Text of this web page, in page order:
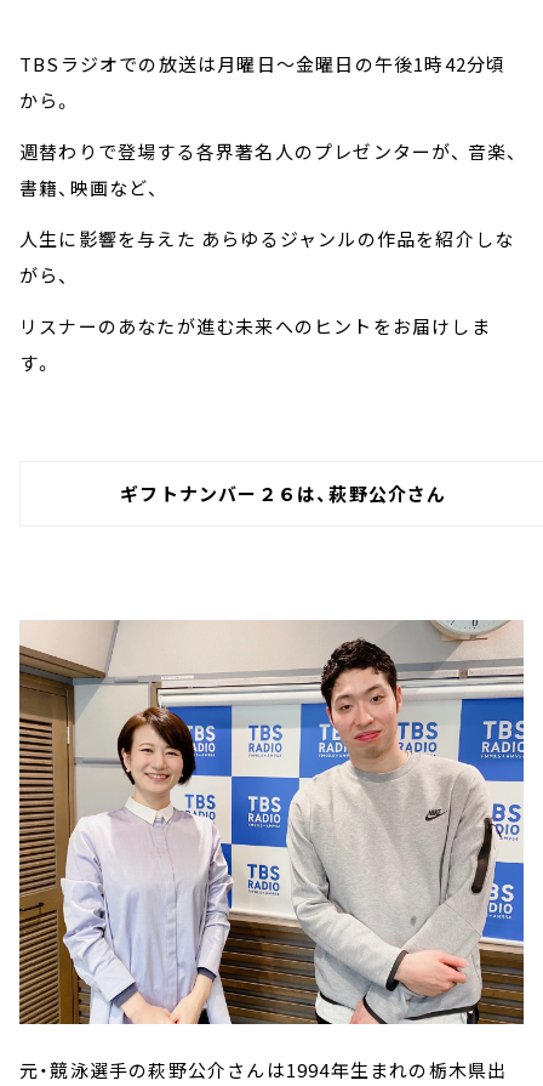
TBSラジオでの放送は月曜日～金曜日の午後1時42分頃
から。
週替わりで登場する各界著名人のプレゼンターが、 音楽、
書籍、映画など、
人生に影響を与えた あらゆるジャンルの作品を紹介しな
がら、
リスナーのあなたが進む未来へのヒントをお届けしま
す。
ギフトナンバー２６は、萩野公介さん
元・競泳選手の萩野公介さんは1994年生まれの栃木県出